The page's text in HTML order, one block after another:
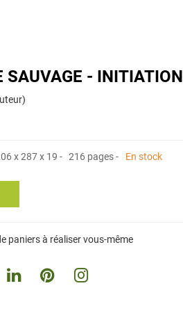
SAUVAGE - INITIATION
x 287 x 19 216 pages En stock
paniers à réaliser vous-même